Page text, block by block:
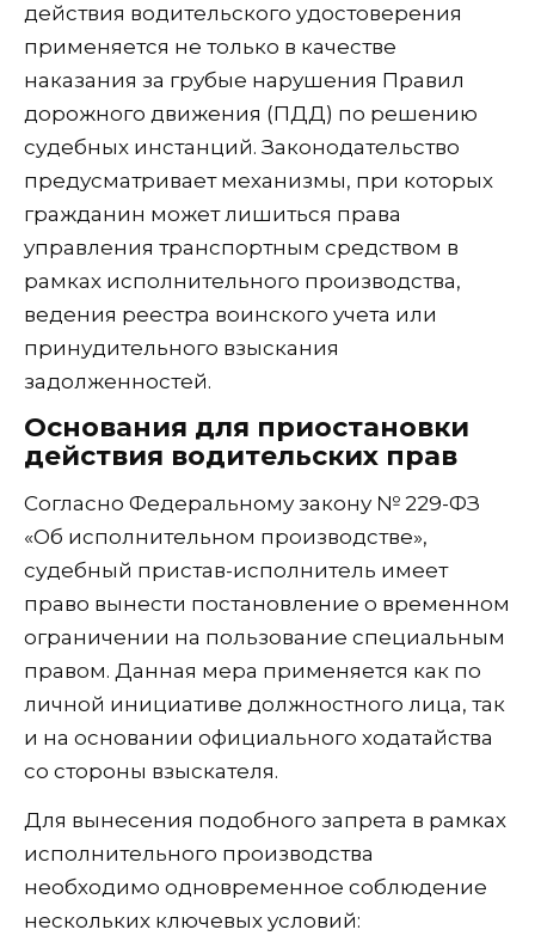
действия водительского удостоверения
применяется не только в качестве
наказания за грубые нарушения Правил
дорожного движения (ПДД) по решению
судебных инстанций. Законодательство
предусматривает механизмы, при которых
гражданин может лишиться права
управления транспортным средством в
рамках исполнительного производства,
ведения реестра воинского учета или
принудительного взыскания
задолженностей.
Основания для приостановки
действия водительских прав
Согласно Федеральному закону № 229-ФЗ
«Об исполнительном производстве»,
судебный пристав-исполнитель имеет
право вынести постановление о временном
ограничении на пользование специальным
правом. Данная мера применяется как по
личной инициативе должностного лица, так
и на основании официального ходатайства
со стороны взыскателя.
Для вынесения подобного запрета в рамках
исполнительного производства
необходимо одновременное соблюдение
нескольких ключевых условий: